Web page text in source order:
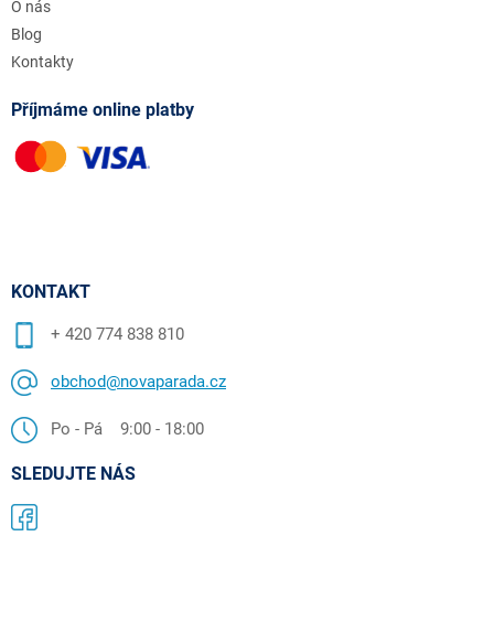
O nás
Blog
Kontakty
Příjmáme online platby
KONTAKT
+ 420 774 838 810
obchod@novaparada.cz
Po - Pá 9:00 - 18:00
SLEDUJTE NÁS